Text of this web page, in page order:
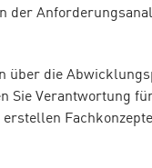
der
über die
Sie Verantwortung